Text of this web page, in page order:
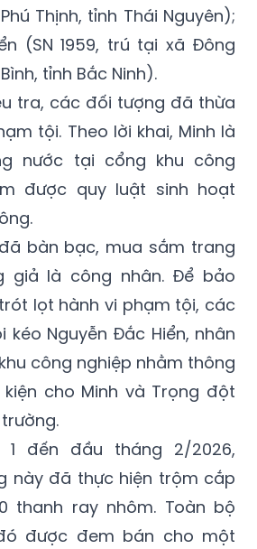
Thịnh, tỉnh Thái Nguyên);
(SN 1959, trú tại xã Đông
tỉnh Bắc Ninh).
tra, các đối tượng đã thừa
tội. Theo lời khai, Minh là
nước tại cổng khu công
được quy luật sinh hoạt
bàn bạc, mua sắm trang
là công nhân. Để bảo
lọt hành vi phạm tội, các
Nguyễn Đắc Hiển, nhân
công nghiệp nhằm thông
cho Minh và Trọng đột
1 đến đầu tháng 2/2026,
này đã thực hiện trộm cắp
thanh ray nhôm. Toàn bộ
được đem bán cho một